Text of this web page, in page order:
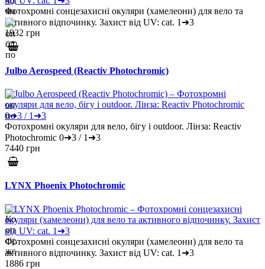
Фотохромні сонцезахисні окуляри (хамелеони) для вело та
активного відпочинку. Захист від UV: cat. 1➜3
1932 грн
Julbo Aerospeed (Reactiv Photochromic)
Фотохромні окуляри для вело, бігу і outdoor. Лінза: Reactiv
Photochromic 0➜3 / 1➜3
7440 грн
LYNX Phoenix Photochromic
Фотохромні сонцезахисні окуляри (хамелеони) для вело та
активного відпочинку. Захист від UV: cat. 1➜3
1886 грн